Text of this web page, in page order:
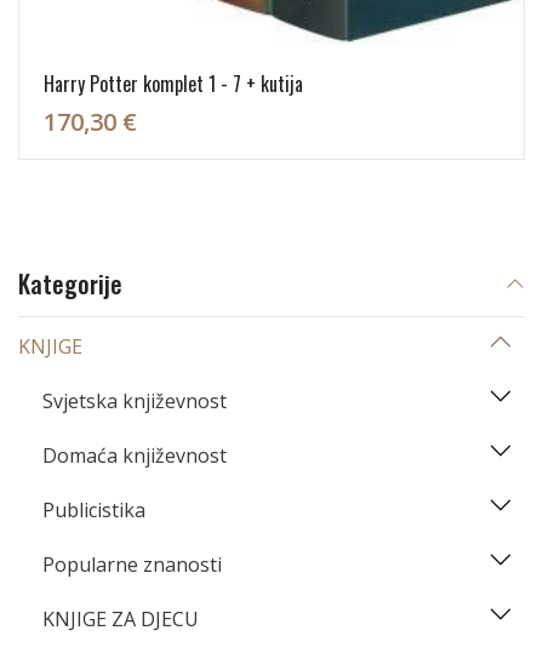
Harry Potter komplet 1 - 7 + kutija
170,30 €
Kategorije
KNJIGE
Svjetska književnost
Domaća književnost
Publicistika
Popularne znanosti
KNJIGE ZA DJECU